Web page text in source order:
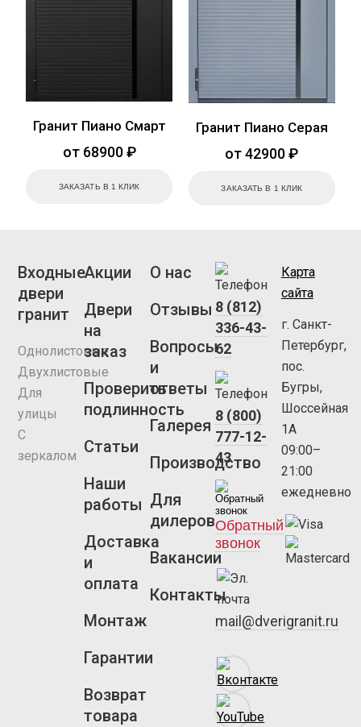
Гранит Пиано Смарт
от 68900 ₽
ЗАКАЗАТЬ В 1 КЛИК
Гранит Пиано Серая
от 42900 ₽
ЗАКАЗАТЬ В 1 КЛИК
Входные
двери
гранит
Однолистовые
Двухлистовые
Для
улицы
С
зеркалом
Акции
Двери
на
заказ
Проверить
подлинность
Статьи
Наши
работы
Доставка
и
оплата
Монтаж
Гарантии
Возврат
товара
О нас
Отзывы
Вопросы
и
ответы
Галерея
Производство
Для
дилеров
Вакансии
Контакты
8 (812)
336-43-
62
8 (800)
777-12-
43
Обратный
звонок
mail@dverigranit.ru
Карта
сайта
г. Санкт-
Петербург,
пос.
Бугры,
Шоссейная
1А
09:00–
21:00
ежедневно